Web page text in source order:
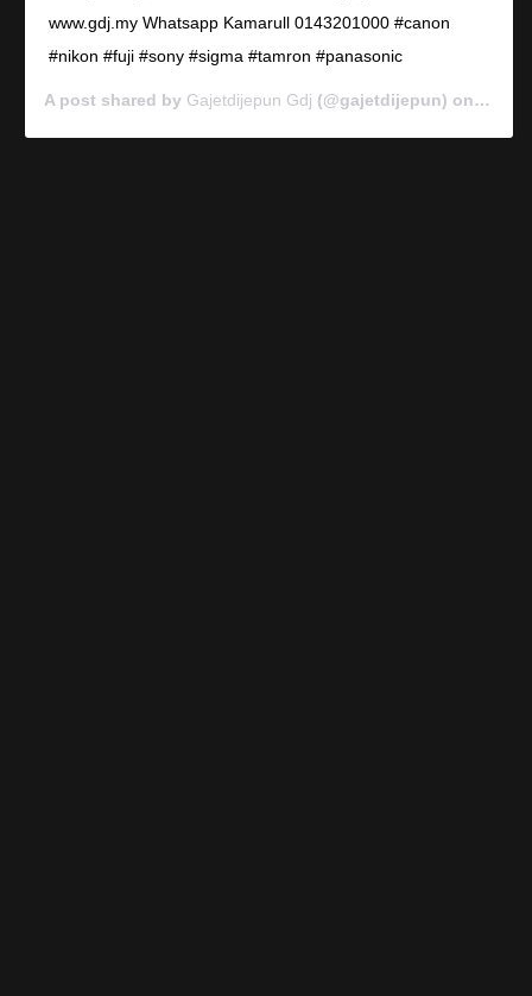
www.gdj.my Whatsapp Kamarull 0143201000 #canon
#nikon #fuji #sony #sigma #tamron #panasonic
A post shared by Gajetdijepun Gdj (@gajetdijepun) on Jan 7,